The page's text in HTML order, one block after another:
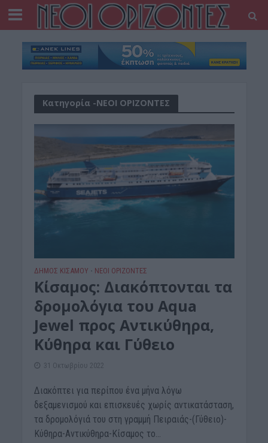
Κατηγορία -ΝΕΟΙ ΟΡΙΖΟΝΤΕΣ
ΔΉΜΟΣ ΚΙΣΆΜΟΥ • ΝΕΟΙ ΟΡΙΖΟΝΤΕΣ
Κίσαμος: Διακόπτονται τα
δρομολόγια του Aqua
Jewel προς Αντικύθηρα,
Κύθηρα και Γύθειο
31 Οκτωβρίου 2022
Διακόπτει για περίπου ένα μήνα λόγω
δεξαμενισμού και επισκευές χωρίς αντικατάσταση,
τα δρομολόγιά του στη γραμμή Πειραιάς-(Γύθειο)-
Κύθηρα-Αντικύθηρα-Κίσαμος το...